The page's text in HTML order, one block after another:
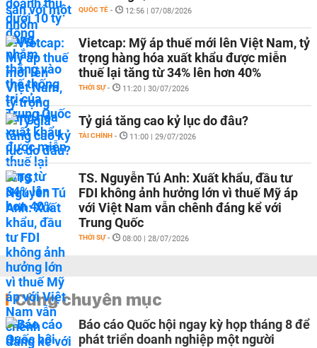
QUỐC TẾ - 12:56 | 07/08/2026
Vietcap: Mỹ áp thuế mới lên Việt Nam, tỷ
trọng hàng hóa xuất khẩu được miễn
thuế lại tăng từ 34% lên hơn 40%
THỜI SỰ - 11:20 | 30/07/2026
Tỷ giá tăng cao kỷ lục do đâu?
TÀI CHÍNH - 11:00 | 29/07/2026
TS. Nguyễn Tú Anh: Xuất khẩu, đầu tư
FDI không ảnh hưởng lớn vì thuế Mỹ áp
với Việt Nam vẫn chênh đáng kể với
Trung Quốc
THỜI SỰ - 08:00 | 28/07/2026
Cùng chuyên mục
Báo cáo Quốc hội ngay kỳ họp tháng 8 để
phát triển doanh nghiệp một người